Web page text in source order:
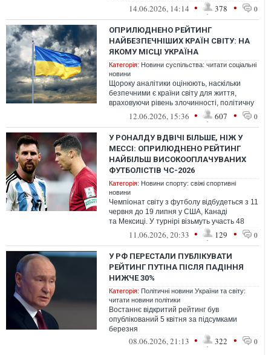
потрапляють, «все ж таки до...
14.06.2026, 14:14 • 378 • 0
ОПРИЛЮДНЕНО РЕЙТИНГ
НАЙБЕЗПЕЧНІШИХ КРАЇН СВІТУ: НА
ЯКОМУ МІСЦІ УКРАЇНА
Категорія: Новини суспільства: читати соціальні
новини
Щороку аналітики оцінюють, наскільки
безпечними є країни світу для життя,
враховуючи рівень злочинності, політичну
стабільність, участь у збройних кон...
12.06.2026, 15:36 • 607 • 0
У РОНАЛДУ ВДВІЧІ БІЛЬШЕ, НІЖ У
МЕССІ: ОПРИЛЮДНЕНО РЕЙТИНГ
НАЙБІЛЬШ ВИСОКООПЛАЧУВАНИХ
ФУТБОЛІСТІВ ЧС-2026
Категорія: Новини спорту: свіжі спортивні
новини
Чемпіонат світу з футболу відбудеться з 11
червня до 19 липня у США, Канаді
та Мексиці. У турнірі візьмуть участь 48
збірних.11.06.2026, 20:33 • 129 • 0
У РФ ПЕРЕСТАЛИ ПУБЛІКУВАТИ
РЕЙТИНГ ПУТІНА ПІСЛЯ ПАДІННЯ
НИЖЧЕ 30%
Категорія: Політичні новини України та світу:
читати новини політики
Востаннє відкритий рейтинг був
опублікований 5 квітня за підсумками
березня
08.06.2026, 21:13 • 322 • 0